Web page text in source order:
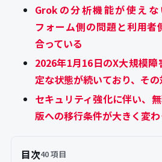
Grokの分析機能が使え
フォーム側の問題と利用
合っている
2026年1月16日のX大規模
定な状態が続いており、そ
セキュリティ強化に伴い、
版への移行条件が大きく変
目次40 項目